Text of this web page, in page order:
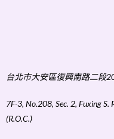
台北市大安區復興南路二段
7F-3, No.208, Sec. 2, Fuxing S.
(R.O.C.)